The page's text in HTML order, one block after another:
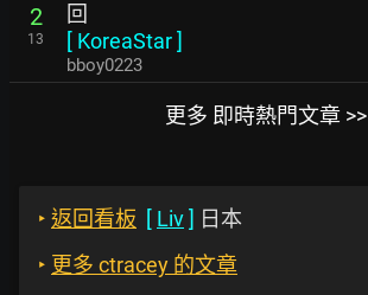
2
13
回
[ KoreaStar]
bboy0223
更多 即時熱門文章 >>
‣ 返回看板 [ Liv] 日本
‣ 更多 ctracey 的文章